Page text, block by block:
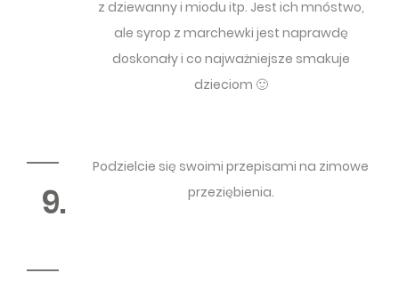
z dziewanny i miodu itp. Jest ich mnóstwo,
ale syrop z marchewki jest naprawdę
doskonały i co najważniejsze smakuje
dzieciom 🙂
9.
Podzielcie się swoimi przepisami na zimowe
przeziębienia.